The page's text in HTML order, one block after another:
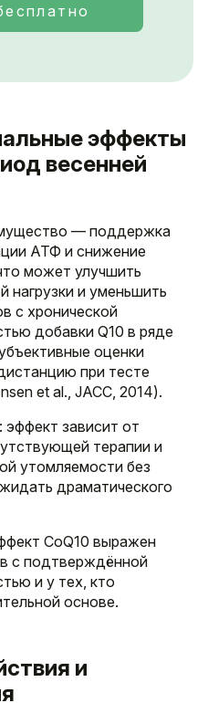
эффекты
весенней
— поддержка
АТФ и снижение
может улучшить
нагрузки и уменьшить
с хронической
добавки Q10 в ряде
оценки
при тесте
et al., JACC, 2014).
зависит от
терапии и
утомляемости без
драматического
CoQ10 выражен
с подтверждённой
и у тех, кто
основе.
и